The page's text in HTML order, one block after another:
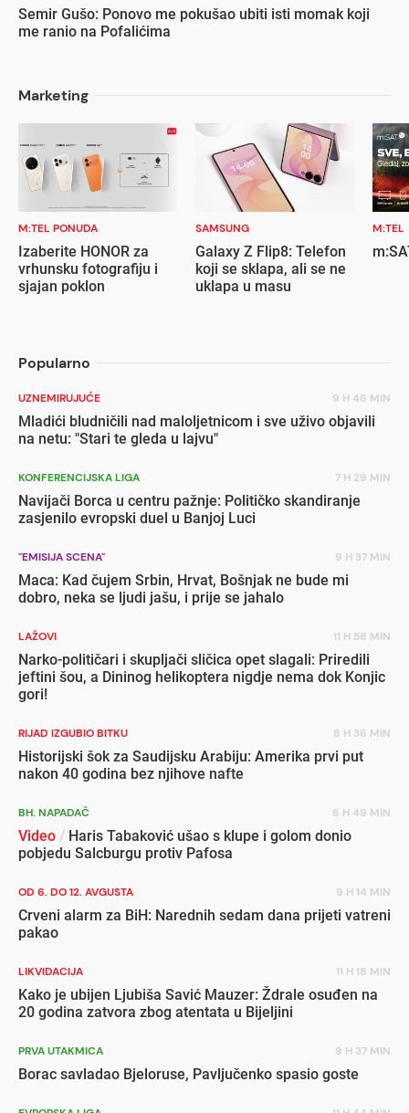
Semir Gušo: Ponovo me pokušao ubiti isti momak koji
me ranio na Pofalićima
Marketing
M:TEL PONUDA
Izaberite HONOR za
vrhunsku fotografiju i
sjajan poklon
SAMSUNG
Galaxy Z Flip8: Telefon
koji se sklapa, ali se ne
uklapa u masu
M:TEL
Popularno
UZNEMIRUJUĆE 9 H 46 MIN
Mladići bludničili nad maloljetnicom i sve uživo objavili
na netu: "Stari te gleda u lajvu"
KONFERENCIJSKA LIGA 7 H 29 MIN
Navijači Borca u centru pažnje: Političko skandiranje
zasjenilo evropski duel u Banjoj Luci
"EMISIJA SCENA" 9 H 37 MIN
Maca: Kad čujem Srbin, Hrvat, Bošnjak ne bude mi
dobro, neka se ljudi jašu, i prije se jahalo
LAŽOVI 11 H 58 MIN
Narko-političari i skupljači sličica opet slagali: Priredili
jeftini šou, a Dininog helikoptera nigdje nema dok Konjic
gori!
RIJAD IZGUBIO BITKU 8 H 36 MIN
Historijski šok za Saudijsku Arabiju: Amerika prvi put
nakon 40 godina bez njihove nafte
BH. NAPADAČ 6 H 49 MIN
Video / Haris Tabaković ušao s klupe i golom donio
pobjedu Salcburgu protiv Pafosa
OD 6. DO 12. AVGUSTA 9 H 14 MIN
Crveni alarm za BiH: Narednih sedam dana prijeti vatreni
pakao
LIKVIDACIJA 11 H 18 MIN
Kako je ubijen Ljubiša Savić Mauzer: Ždrale osuđen na
20 godina zatvora zbog atentata u Bijeljini
PRVA UTAKMICA 9 H 37 MIN
Borac savladao Bjeloruse, Pavljučenko spasio goste